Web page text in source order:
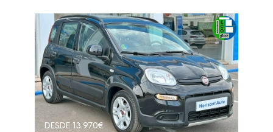
DESDE 13.970€